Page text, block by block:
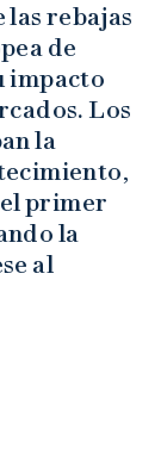
las rebajas
de
impacto
Los
la
primer
la
al